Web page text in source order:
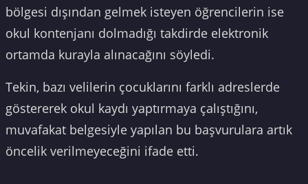
bölgesi dışından gelmek isteyen öğrencilerin ise
okul kontenjanı dolmadığı takdirde elektronik
ortamda kurayla alınacağını söyledi.
Tekin, bazı velilerin çocuklarını farklı adreslerde
göstererek okul kaydı yaptırmaya çalıştığını,
muvafakat belgesiyle yapılan bu başvurulara artık
öncelik verilmeyeceğini ifade etti.